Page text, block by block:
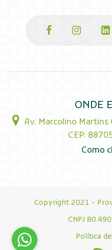
ONDE
Av. Marcolino Martins
CEP:
Como
Copyright 2021 -
CNPJ
Política